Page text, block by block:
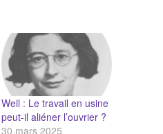
Weil : Le travail en usine
peut-il aliéner l’ouvrier ?
30 mars 2025